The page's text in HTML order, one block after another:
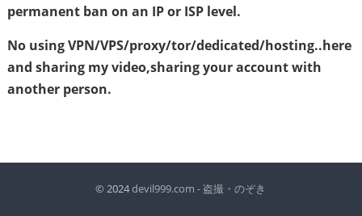
permanent ban on an IP or ISP level.
No using VPN/VPS/proxy/tor/dedicated/hosting..here
and sharing my video,sharing your account with
another person.
© 2024devil999.com - 盗撮・のぞき